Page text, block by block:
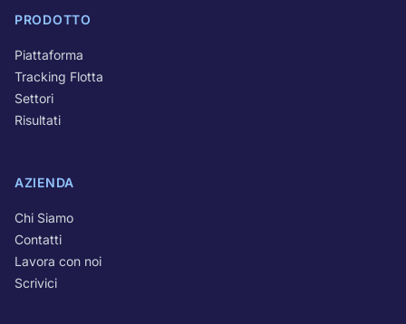
PRODOTTO
Piattaforma
Tracking Flotta
Settori
Risultati
AZIENDA
Chi Siamo
Contatti
Lavora con noi
Scrivici